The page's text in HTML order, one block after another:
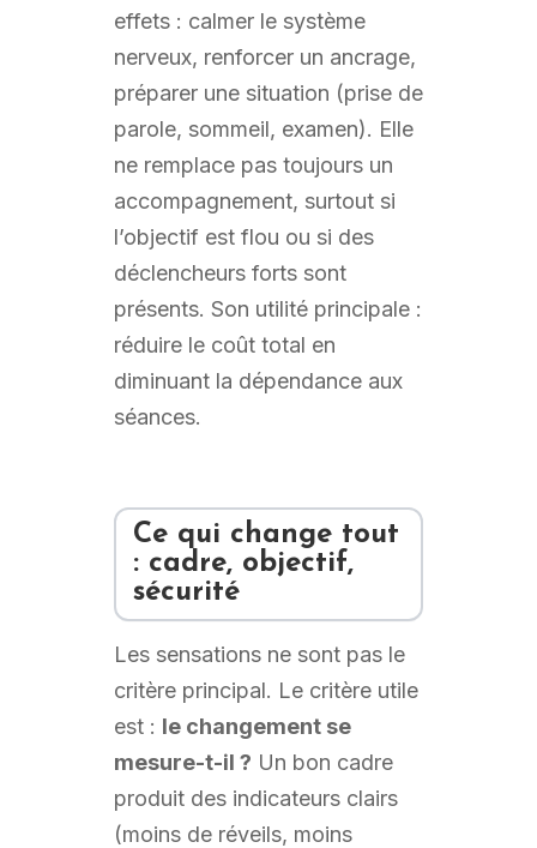
effets : calmer le système
nerveux, renforcer un ancrage,
préparer une situation (prise de
parole, sommeil, examen). Elle
ne remplace pas toujours un
accompagnement, surtout si
l’objectif est flou ou si des
déclencheurs forts sont
présents. Son utilité principale :
réduire le coût total en
diminuant la dépendance aux
séances.
Ce qui change tout
: cadre, objectif,
sécurité
Les sensations ne sont pas le
critère principal. Le critère utile
est : le changement se
mesure-t-il ? Un bon cadre
produit des indicateurs clairs
(moins de réveils, moins